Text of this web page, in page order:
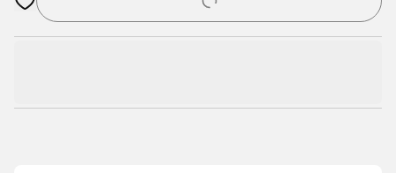
Åbner en Modal til at logge ind eller tilmelde dig som medlem